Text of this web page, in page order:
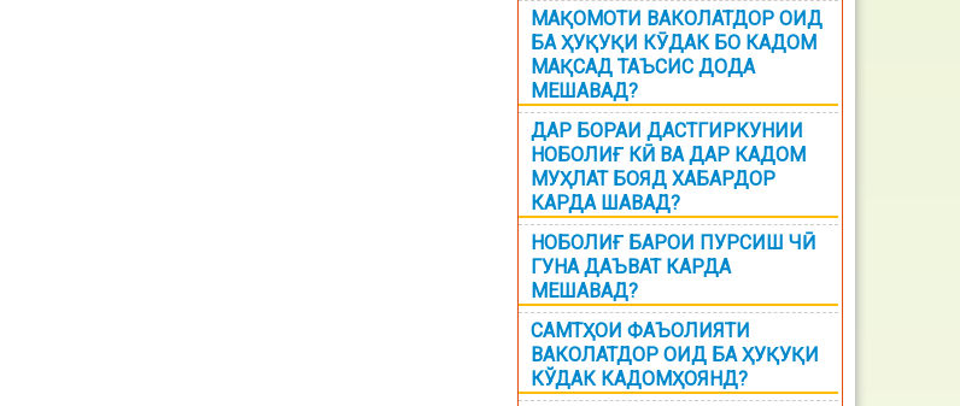
МАҚОМОТИ ВАКОЛАТДОР ОИД
БА ҲУҚУҚИ КӮДАК БО КАДОМ
МАҚСАД ТАЪСИС ДОДА
МЕШАВАД?
ДАР БОРАИ ДАСТГИРКУНИИ
НОБОЛИҒ КӢ ВА ДАР КАДОМ
МУҲЛАТ БОЯД ХАБАРДОР
КАРДА ШАВАД?
НОБОЛИҒ БАРОИ ПУРСИШ ЧӢ
ГУНА ДАЪВАТ КАРДА
МЕШАВАД?
САМТҲОИ ФАЪОЛИЯТИ
ВАКОЛАТДОР ОИД БА ҲУҚУҚИ
КЎДАК КАДОМҲОЯНД?